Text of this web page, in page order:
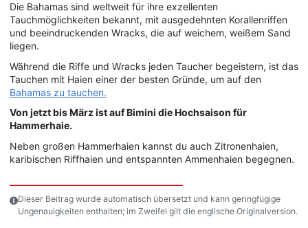
Die Bahamas sind weltweit für ihre exzellenten
Tauchmöglichkeiten bekannt, mit ausgedehnten Korallenriffen
und beeindruckenden Wracks, die auf weichem, weißem Sand
liegen.
Während die Riffe und Wracks jeden Taucher begeistern, ist das
Tauchen mit Haien einer der besten Gründe, um auf den
Bahamas zu tauchen.
Von jetzt bis März ist auf Bimini die Hochsaison für
Hammerhaie.
Neben großen Hammerhaien kannst du auch Zitronenhaien,
karibischen Riffhaien und entspannten Ammenhaien begegnen.
Dieser Beitrag wurde automatisch übersetzt und kann geringfügige
Ungenauigkeiten enthalten; im Zweifel gilt die englische Originalversion.